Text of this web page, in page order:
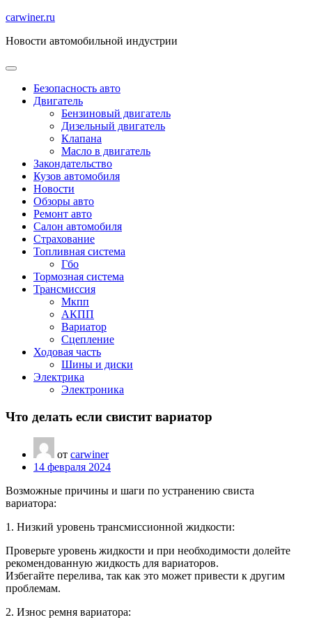
Перейти
содержимому
carwiner.ru
Новости автомобильной индустрии
Безопасность авто
Двигатель
Бензиновый двигатель
Дизельный двигатель
Клапана
Масло в двигатель
Закондательство
Кузов автомобиля
Новости
Обзоры авто
Ремонт авто
Салон автомобиля
Страхование
Топливная система
Гбо
Тормозная система
Трансмиссия
Мкпп
АКПП
Вариатор
Сцепление
Ходовая часть
Шины и диски
Электрика
Электроника
Что делать если свистит вариатор
от carwiner
14 февраля 2024
Возможные причины и шаги по устранению свиста
вариатора:
1. Низкий уровень трансмиссионной жидкости:
Проверьте уровень жидкости и при необходимости долейте
рекомендованную жидкость для вариаторов.
Избегайте перелива, так как это может привести к другим
проблемам.
2. Износ ремня вариатора: